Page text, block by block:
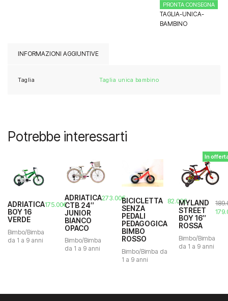
PRONTA CONSEGNA
TAGLIA-UNICA-
BAMBINO
INFORMAZIONI AGGIUNTIVE
Taglia Taglia unica bambino
Potrebbe interessarti
ADRIATICA
BOY 16
VERDE
Bimbo/Bimba
da 1 a 9 anni
175.00€
ADRIATICA
CTB 24″
JUNIOR
BIANCO
OPACO
Bimbo/Bimba
da 1 a 9 anni
273.00€
BICICLETTA
SENZA
PEDALI
PEDAGOGICA
BIMBO
ROSSO
Bimbo/Bimba da
1 a 9 anni
82.00€
In
MYLAND
STREET
BOY 16″
ROSSA
Bimbo/Bimba
da 1 a 9 anni
Il